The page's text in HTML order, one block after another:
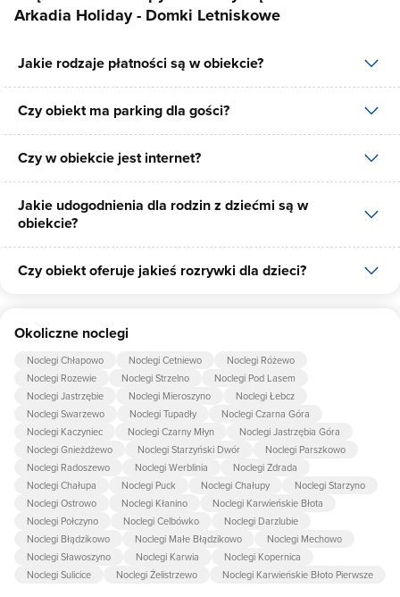
Arkadia Holiday - Domki Letniskowe
Jakie rodzaje płatności są w obiekcie?
W obiekcie dostępne są następujące formy płatności: gotówka.
Czy obiekt ma parking dla gości?
Tak, Arkadia Holiday - Domki Letniskowe posiada bezpłatny
parking dla gości na 35 miejsc.
Czy w obiekcie jest internet?
Tak, Arkadia Holiday - Domki Letniskowe udostępnia dla swoich
gości internet.
Jakie udogodnienia dla rodzin z dziećmi są w
obiekcie?
Udogodnienia dla rodzin z dziećmi jakie oferuje Arkadia Holiday -
Czy obiekt oferuje jakieś rozrywki dla dzieci?
piaskownica, trampolina, huśtawka, Boisko do piłki nożnej.
Okoliczne noclegi
Noclegi Chłapowo Noclegi Cetniewo
Noclegi Różewo
Noclegi Rozewie
Noclegi Strzelno
Noclegi Pod Lasem
Noclegi Jastrzębie
Noclegi Mieroszyno
Noclegi Łebcz
Noclegi Swarzewo
Noclegi Tupadły
Noclegi Czarna Góra
Noclegi Kaczyniec
Noclegi Czarny Młyn
Noclegi Jastrzębia Góra
Noclegi Gnieżdżewo
Noclegi Starzyński Dwór
Noclegi Parszkowo
Noclegi Radoszewo
Noclegi Werblinia
Noclegi Zdrada
Noclegi Chałupa
Noclegi Puck Noclegi Chałupy
Noclegi Starzyno
Noclegi Ostrowo
Noclegi Kłanino
Noclegi Karwieńskie Błota
Noclegi Połczyno
Noclegi Celbówko
Noclegi Darzlubie
Noclegi Błądzikowo
Noclegi Małe Błądzikowo
Noclegi Mechowo
Noclegi Sławoszyno
Noclegi Karwia
Noclegi Kopernica
Noclegi Sulicice
Noclegi Żelistrzewo Noclegi Karwieńskie Błoto Pierwsze